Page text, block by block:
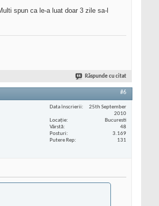
spun ca le-a luat doar 3 zile sa-l
Răspunde cu citat
#6
Data înscrierii
25th September
2010
Locaţie
Bucuresti
Vârstă
48
Posturi
3.169
Putere Rep
131